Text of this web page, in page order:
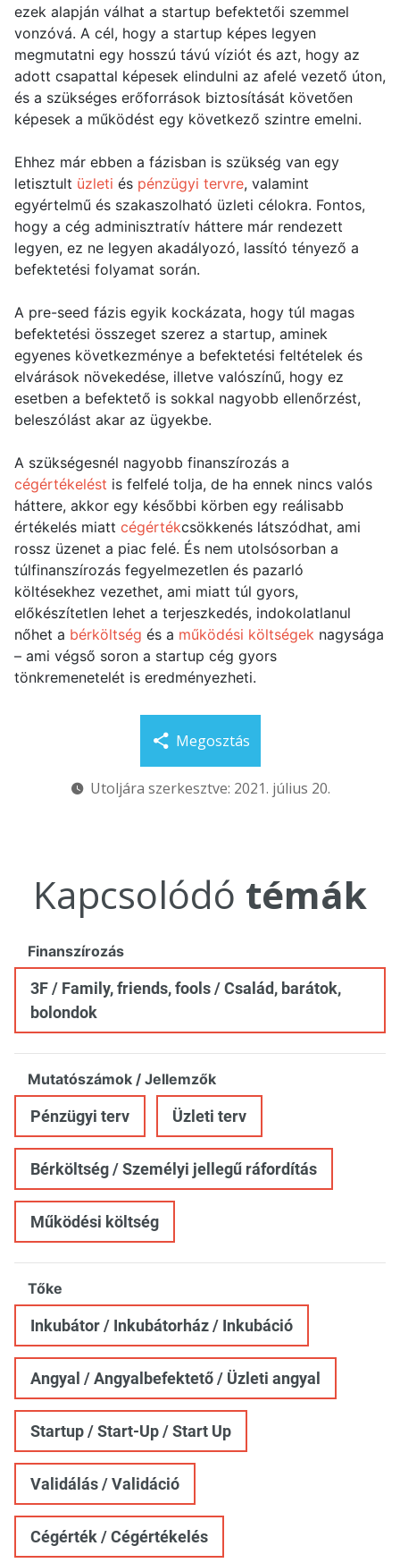
ezek alapján válhat a startup befektetői szemmel
vonzóvá. A cél, hogy a startup képes legyen
megmutatni egy hosszú távú víziót és azt, hogy az
adott csapattal képesek elindulni az afelé vezető úton,
és a szükséges erőforrások biztosítását követően
képesek a működést egy következő szintre emelni.
Ehhez már ebben a fázisban is szükség van egy
letisztult üzleti és pénzügyi tervre, valamint
egyértelmű és szakaszolható üzleti célokra. Fontos,
hogy a cég adminisztratív háttere már rendezett
legyen, ez ne legyen akadályozó, lassító tényező a
befektetési folyamat során.
A pre-seed fázis egyik kockázata, hogy túl magas
befektetési összeget szerez a startup, aminek
egyenes következménye a befektetési feltételek és
elvárások növekedése, illetve valószínű, hogy ez
esetben a befektető is sokkal nagyobb ellenőrzést,
beleszólást akar az ügyekbe.
A szükségesnél nagyobb finanszírozás a
cégértékelést is felfelé tolja, de ha ennek nincs valós
háttere, akkor egy későbbi körben egy reálisabb
értékelés miatt cégértékcsökkenés látszódhat, ami
rossz üzenet a piac felé. És nem utolsósorban a
túlfinanszírozás fegyelmezetlen és pazarló
költésekhez vezethet, ami miatt túl gyors,
előkészítetlen lehet a terjeszkedés, indokolatlanul
nőhet a bérköltség és a működési költségek nagysága
– ami végső soron a startup cég gyors
tönkremenetelét is eredményezheti.
Megosztás
Utoljára szerkesztve: 2021. július 20.
Kapcsolódó témák
Finanszírozás
3F / Family, friends, fools / Család, barátok,
bolondok
Mutatószámok / Jellemzők
Pénzügyi terv Üzleti terv
Bérköltség / Személyi jellegű ráfordítás
Működési költség
Tőke
Inkubátor / Inkubátorház / Inkubáció
Angyal / Angyalbefektető / Üzleti angyal
Startup / Start-Up / Start Up
Validálás / Validáció
Cégérték / Cégértékelés